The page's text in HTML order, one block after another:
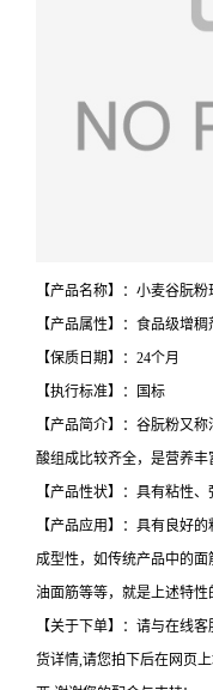
【产品名称】：小麦谷朊
【产品属性】：食品级增稠
【保质日期】：24个月
【执行标准】：国标
【产品简介】：谷朊粉又
酸组成比较齐全，是营养丰
【产品性状】：具有粘性
【产品应用】：具有良好
成型性，如传统产品中的面
油面筋等等，就是上述特性
【关于下单】：请与在线
货详情,请您拍下后在网页